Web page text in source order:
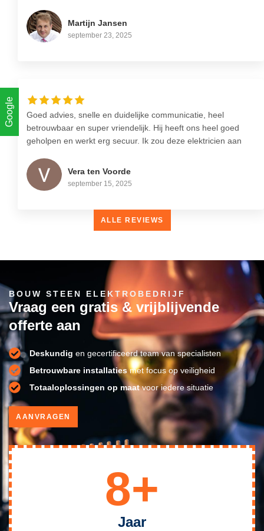
alles goed vast gelegd werd. Werkzaamheden verliepen
snel en conform afspraak. Een deel van het werk moest
later worden afgerond en dat heeft Oscar ook netjes
Martijn Jansen
september 23, 2025
Google
Goed advies, snelle en duidelijke communicatie, heel
betrouwbaar en super vriendelijk. Hij heeft ons heel goed
geholpen en werkt erg secuur. Ik zou deze elektricien aan
Vera ten Voorde
september 15, 2025
ALLE REVIEWS
BOUW STEEN ELEKTROBEDRIJF
Vraag een gratis & vrijblijvende
offerte aan
Deskundig en gecertificeerd team van specialisten
Betrouwbare installatiesmet focus op veiligheid
Totaaloplossingen op maatvoor iedere situatie
AANVRAGEN
8+
Jaar